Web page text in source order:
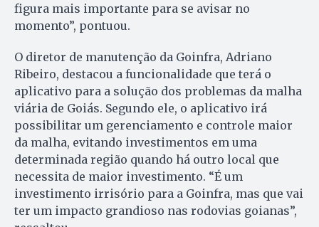
figura mais importante para se avisar no
momento”, pontuou.
O diretor de manutenção da Goinfra, Adriano
Ribeiro, destacou a funcionalidade que terá o
aplicativo para a solução dos problemas da malha
viária de Goiás. Segundo ele, o aplicativo irá
possibilitar um gerenciamento e controle maior
da malha, evitando investimentos em uma
determinada região quando há outro local que
necessita de maior investimento. “É um
investimento irrisório para a Goinfra, mas que vai
ter um impacto grandioso nas rodovias goianas”,